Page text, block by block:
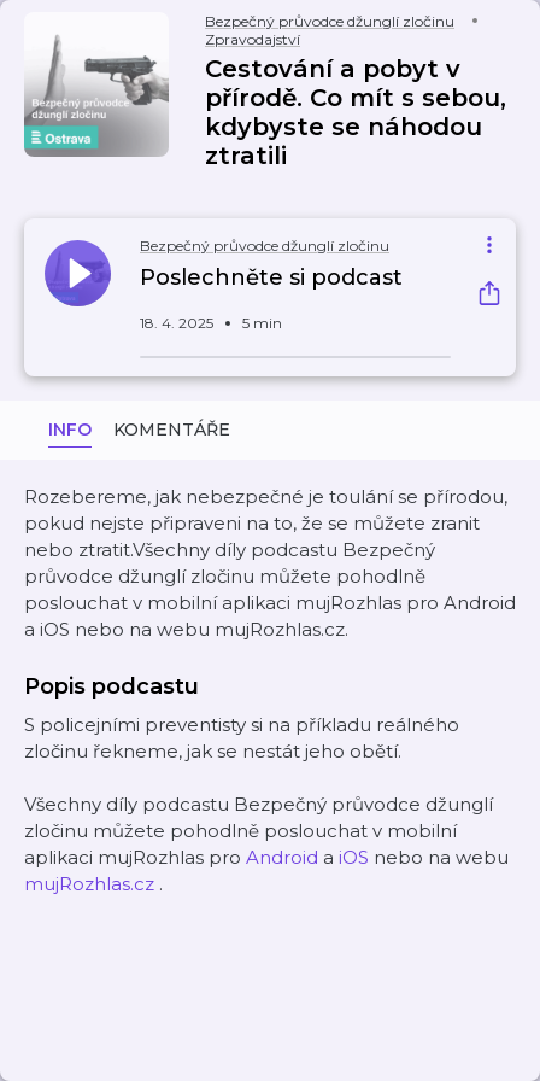
Bezpečný průvodce džunglí zločinu
Zpravodajství
Cestování a pobyt v
přírodě. Co mít s sebou,
kdybyste se náhodou
ztratili
Bezpečný průvodce džunglí zločinu
Poslechněte si podcast
18. 4. 2025 5 min
INFO KOMENTÁŘE
Rozebereme, jak nebezpečné je toulání se přírodou,
pokud nejste připraveni na to, že se můžete zranit
nebo ztratit.Všechny díly podcastu Bezpečný
průvodce džunglí zločinu můžete pohodlně
poslouchat v mobilní aplikaci mujRozhlas pro Android
a iOS nebo na webu mujRozhlas.cz.
Popis podcastu
S policejními preventisty si na příkladu reálného
zločinu řekneme, jak se nestát jeho obětí.
Všechny díly podcastu Bezpečný průvodce džunglí
zločinu můžete pohodlně poslouchat v mobilní
aplikaci mujRozhlas pro Android a iOS nebo na webu
mujRozhlas.cz .